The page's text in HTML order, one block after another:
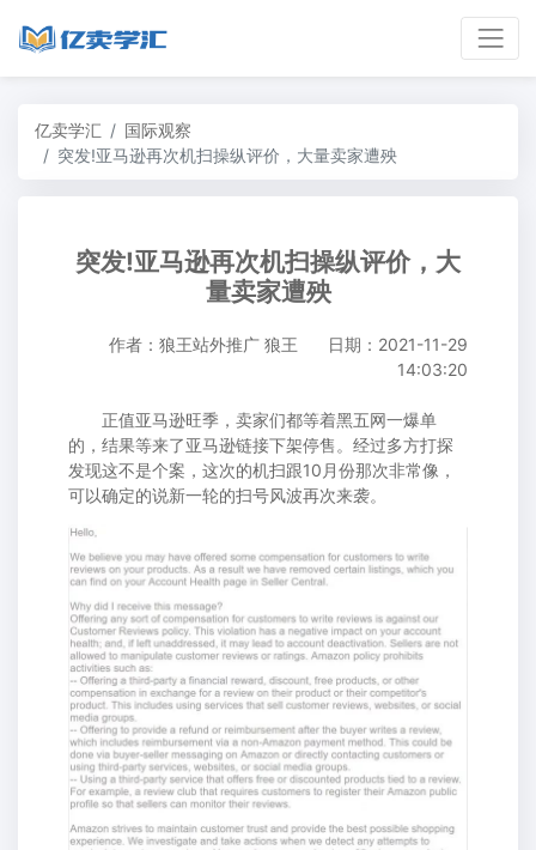
亿卖学汇
国际观察
突发!亚马逊再次机扫操纵评价，大量卖家遭殃
突发!亚马逊再次机扫操纵评价，大
量卖家遭殃
作者：狼王站外推广 狼王
日期：2021-11-29
14:03:20
正值亚马逊旺季，卖家们都等着黑五网一爆单
的，结果等来了亚马逊链接下架停售。经过多方打探
发现这不是个案，这次的机扫跟10月份那次非常像，
可以确定的说新一轮的扫号风波再次来袭。